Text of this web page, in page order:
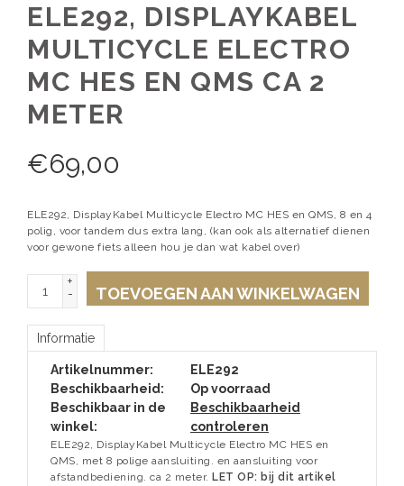
ELE292, DISPLAYKABEL
MULTICYCLE ELECTRO
MC HES EN QMS CA 2
METER
€69,00
ELE292, DisplayKabel Multicycle Electro MC HES en QMS, 8 en 4
polig, voor tandem dus extra lang, (kan ook als alternatief dienen
voor gewone fiets alleen hou je dan wat kabel over)
+
-
TOEVOEGEN AAN WINKELWAGEN
Informatie
Artikelnummer:
ELE292
Beschikbaarheid:
Op voorraad
Beschikbaar in de
winkel:
Beschikbaarheid
controleren
ELE292, DisplayKabel Multicycle Electro MC HES en
QMS, met 8 polige aansluiting. en aansluiting voor
afstandbediening. ca 2 meter. LET OP: bij dit artikel